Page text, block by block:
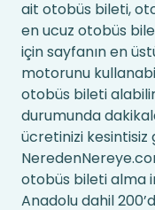
ait otobüs bileti,
en ucuz otobüs
için sayfanın en
motorunu
otobüs bileti
durumunda
ücretinizi kesintisiz
otobüs bileti alma
Anadolu dahil